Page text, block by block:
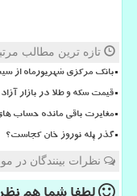
تازه ترین مطالب
بانک مرکزی شهریورماه از
قیمت سکه و طلا در بازار آزاد در ۱۲ مرداد
مغایرت باقی مانده حساب های مشتریان تا
گذر پله نوروز خان کجاست؟
نظرات بینندگان در